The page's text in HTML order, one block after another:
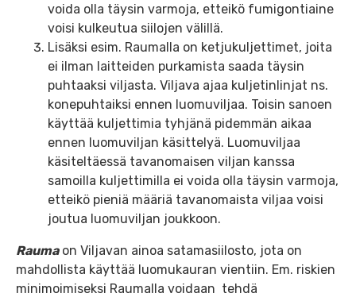
voida olla täysin varmoja, etteikö fumigontiaine
voisi kulkeutua siilojen välillä.
Lisäksi esim. Raumalla on ketjukuljettimet, joita
ei ilman laitteiden purkamista saada täysin
puhtaaksi viljasta. Viljava ajaa kuljetinlinjat ns.
konepuhtaiksi ennen luomuviljaa. Toisin sanoen
käyttää kuljettimia tyhjänä pidemmän aikaa
ennen luomuviljan käsittelyä. Luomuviljaa
käsiteltäessä tavanomaisen viljan kanssa
samoilla kuljettimilla ei voida olla täysin varmoja,
etteikö pieniä määriä tavanomaista viljaa voisi
joutua luomuviljan joukkoon.
Raumaon Viljavan ainoa satamasiilosto, jota on
mahdollista käyttää luomukauran vientiin. Em. riskien
minimoimiseksi Raumalla voidaan tehdä